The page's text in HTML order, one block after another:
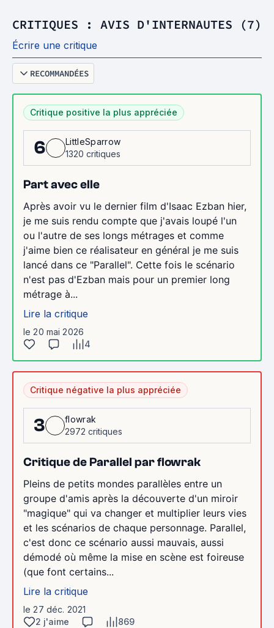
CRITIQUES : AVIS D'INTERNAUTES (7)
Écrire une critique
RECOMMANDÉES
Critique positive la plus appréciée
6
LittleSparrow
1320 critiques
Part avec elle
Après avoir vu le dernier film d'Isaac Ezban hier,
je me suis rendu compte que j'avais loupé l'un
ou l'autre de ses longs métrages et comme
j'aime bien ce réalisateur en général je me suis
lancé dans ce "Parallel". Cette fois le scénario
n'est pas d'Ezban mais pour un premier long
métrage à...
Lire la critique
le 20 mai 2026
4
Critique négative la plus appréciée
3
flowrak
2972 critiques
Critique de Parallel par flowrak
Pleins de petits mondes parallèles entre un
groupe d'amis après la découverte d'un miroir
"magique" qui va changer et multiplier leurs vies
et les scénarios de chaque personnage. Parallel,
c'est donc ce scénario aussi mauvais, aussi
démodé où même la mise en scène est foireuse
(que font certains...
Lire la critique
le 27 déc. 2021
2 j'aime
869